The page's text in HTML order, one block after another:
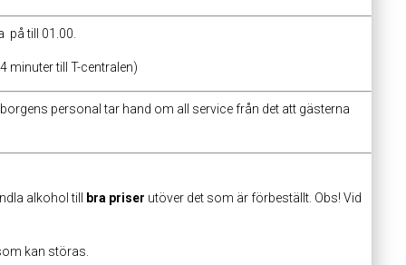
på till 01.00.
minuter till T-centralen)
personal tar hand om all service från det att gästerna
alkohol till bra priser utöver det som är förbeställt. Obs! Vid
kan störas.